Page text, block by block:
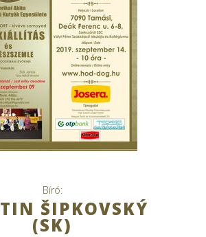
Bíró:
ŠIPKOVSKÝ
(SK)